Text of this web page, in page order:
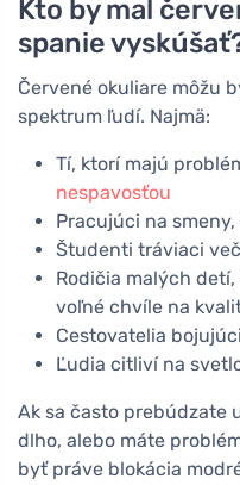
Kto by mal
spanie
Červené okuliare môžu
spektrum ľudí. Najmä:
Tí, ktorí majú
nespavosťou
Pracujúci na
Študenti tráviaci
Rodičia malých
voľné chvíle na
Cestovatelia
Ľudia citliví na
Ak sa často prebúdzate
dlho, alebo máte
byť práve blokácia